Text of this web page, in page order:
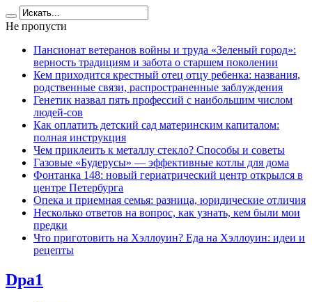
Не пропусти
Пансионат ветеранов войны и труда «Зеленый город»:
верность традициям и забота о старшем поколении
Кем приходится крестный отец отцу ребенка: названия,
родственные связи, распространенные заблуждения
Генетик назвал пять профессий с наибольшим числом
людей-сов
Как оплатить детский сад материнским капиталом:
полная инструкция
Чем приклеить к металлу стекло? Способы и советы
Газовые «Будерусы» — эффективные котлы для дома
Фонтанка 148: новый гериатрический центр открылся в
центре Петербурга
Опека и приемная семья: разница, юридические отличия
Несколько ответов на вопрос, как узнать, кем были мои
предки
Что приготовить на Хэллоуин? Еда на Хэллоуин: идеи и
рецепты
Dpa1